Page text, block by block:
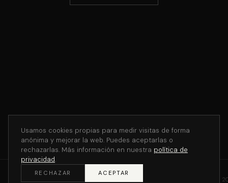
Usamos cookies propias para medir visitas de forma
anónima y mejorar la web. Puedes aceptarlas o
rechazarlas. Más información en nuestra política de
privacidad.
RECHAZAR ACEPTAR